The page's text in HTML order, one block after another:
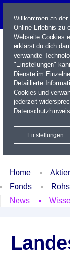
Name / WKN / ISIN /
Xetra Realtime
Home
Fonds
News
Willkommen an
Online-Erlebnis zu
Webseite Cookies
erklärst du dich
verwandte
"Einstellungen"
Dienste im
Detaillierte
Cookies und
jederzeit
Einstellungen